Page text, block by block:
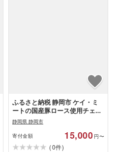
ふるさと納税 静岡市 ケイ・ミ
ートの国産豚ロース使用チェリ
ーロースハム・ドイツ食肉コン
テスト金賞受賞 黒糖炭火焼豚セ
ット
静岡県 静岡市
寄付金額 15,000 円〜
(0件)